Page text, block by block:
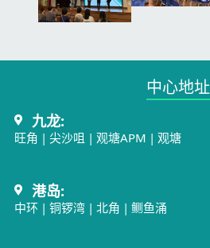
中心地址​
九龙:
旺角 | 尖沙咀 | 观塘APM | 观塘
港岛:
中环| 铜锣湾| 北角 | 鲗鱼涌